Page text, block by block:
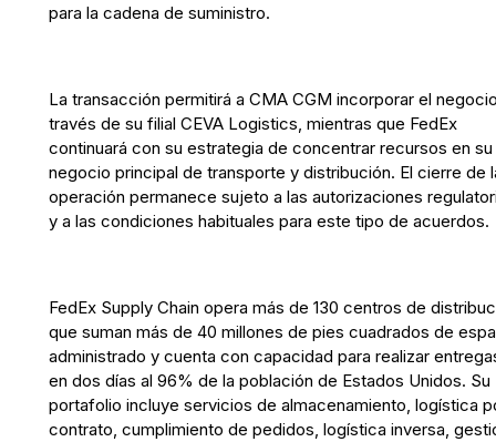
para la cadena de suministro.
La transacción permitirá a CMA CGM incorporar el
través de su filial CEVA Logistics, mientras que FedEx
continuará con su estrategia de concentrar recursos en su
negocio principal de transporte y distribución. El cierre de
operación permanece sujeto a las autorizaciones
y a las condiciones habituales para este tipo de acuerdos.
FedEx Supply Chain opera más de 130 centros de
que suman más de 40 millones de pies cuadrados de
administrado y cuenta con capacidad para realizar
en dos días al 96% de la población de Estados Unidos. Su
portafolio incluye servicios de almacenamiento, logística
contrato, cumplimiento de pedidos, logística inversa,